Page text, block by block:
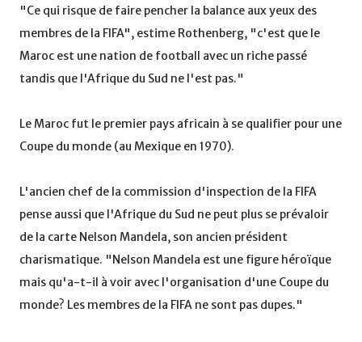
"Ce qui risque de faire pencher la balance aux yeux des
membres de la FIFA", estime Rothenberg, "c'est que le
Maroc est une nation de football avec un riche passé
tandis que l'Afrique du Sud ne l'est pas."
Le Maroc fut le premier pays africain à se qualifier pour une
Coupe du monde (au Mexique en 1970).
L'ancien chef de la commission d'inspection de la FIFA
pense aussi que l'Afrique du Sud ne peut plus se prévaloir
de la carte Nelson Mandela, son ancien président
charismatique. "Nelson Mandela est une figure héroïque
mais qu'a-t-il à voir avec l'organisation d'une Coupe du
monde? Les membres de la FIFA ne sont pas dupes."